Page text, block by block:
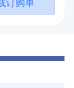
订购单